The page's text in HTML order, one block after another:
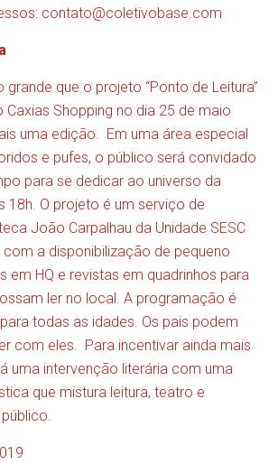
contato@coletivobase.com
que o projeto “Ponto de Leitura”
Caxias Shopping no dia 25 de maio
uma edição. Em uma área especial
e pufes, o público será convidado
para se dedicar ao universo da
18h. O projeto é um serviço de
João Carpalhau da Unidade SESC
com a disponibilização de pequeno
em HQ e revistas em quadrinhos para
ler no local. A programação é
todas as idades. Os pais podem
com eles. Para incentivar ainda mais
uma intervenção literária com uma
que mistura leitura, teatro e